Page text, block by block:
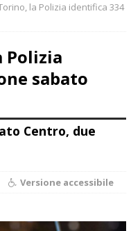
la Polizia identifica 334
Polizia
sabato
Centro, due
Versione accessibile